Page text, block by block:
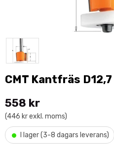
CMT Kantfräs
558 kr
(446 kr exkl. moms)
• I lager (3-8 dagars leverans)